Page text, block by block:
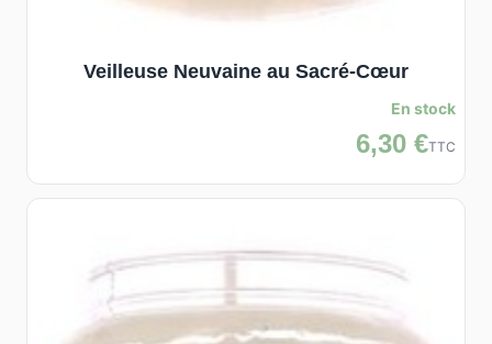
Veilleuse Neuvaine au Sacré-Cœur
En stock
6,30 €TTC